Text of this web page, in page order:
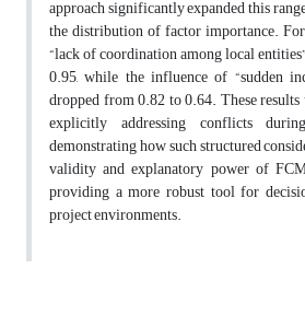
approach significantly expanded this
the distribution of factor importance.
“lack of coordination among local
0.95, while the influence of “sudden
dropped from 0.82 to 0.64. These
explicitly addressing conflicts
demonstrating how such structured
validity and explanatory power of
providing a more robust tool for
project environments.